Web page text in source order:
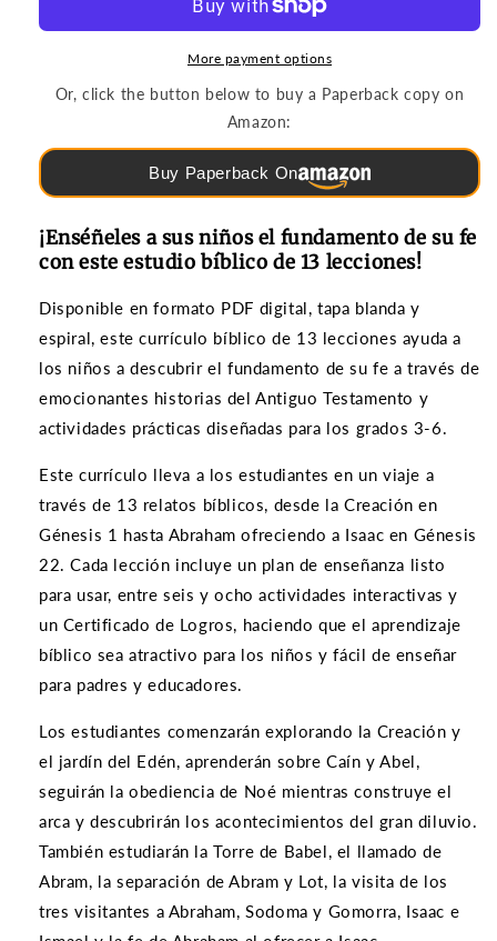
del
(Volumen
1)
Viajero
del
tiempo
(Volumen
1)
More payment options
Or, click the button below to buy a Paperback copy on
Amazon:
Buy Paperback On
¡Enséñeles a sus niños el fundamento de su fe
con este estudio bíblico de 13 lecciones!
Disponible en formato PDF digital, tapa blanda y
espiral, este currículo bíblico de 13 lecciones ayuda a
los niños a descubrir el fundamento de su fe a través de
emocionantes historias del Antiguo Testamento y
actividades prácticas diseñadas para los grados 3-6.
Este currículo lleva a los estudiantes en un viaje a
través de 13 relatos bíblicos, desde la Creación en
Génesis 1 hasta Abraham ofreciendo a Isaac en Génesis
22. Cada lección incluye un plan de enseñanza listo
para usar, entre seis y ocho actividades interactivas y
un Certificado de Logros, haciendo que el aprendizaje
bíblico sea atractivo para los niños y fácil de enseñar
para padres y educadores.
Los estudiantes comenzarán explorando la Creación y
el jardín del Edén, aprenderán sobre Caín y Abel,
seguirán la obediencia de Noé mientras construye el
arca y descubrirán los acontecimientos del gran diluvio.
También estudiarán la Torre de Babel, el llamado de
Abram, la separación de Abram y Lot, la visita de los
tres visitantes a Abraham, Sodoma y Gomorra, Isaac e